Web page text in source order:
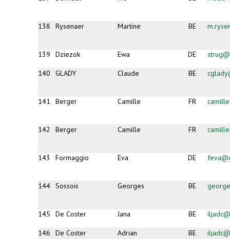
138 Rysenaer Martine BE
139 Dziezok Ewa DE
140 GLADY Claude BE
141 Berger Camille FR
142 Berger Camille FR
143 Formaggio Eva DE
144 Sossois Georges BE
145 De Coster Jana BE
146 De Coster Adrian BE